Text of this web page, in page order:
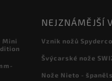
Mini
NEJZNÁMĚJŠÍ
Vznik nožů Spyderco
Švýcarské nože
Nože Nieto -